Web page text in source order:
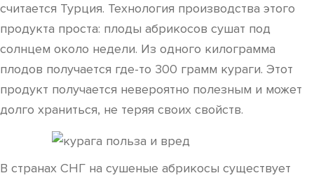
считается Турция. Технология производства этого
продукта проста: плоды абрикосов сушат под
солнцем около недели. Из одного килограмма
плодов получается где-то 300 грамм кураги. Этот
продукт получается невероятно полезным и может
долго храниться, не теряя своих свойств.
В странах СНГ на сушеные абрикосы существует